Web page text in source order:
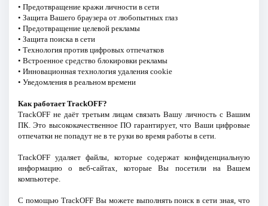
• Предотвращение кражи личности в сети
• Защита Вашего браузера от любопытных глаз
• Предотвращение целевой рекламы
• Защита поиска в сети
• Технология против цифровых отпечатков
• Встроенное средство блокировки рекламы
• Инновационная технология удаления cookie
• Уведомления в реальном времени
Как работает TrackOFF?
TrackOFF не даёт третьим лицам связать Вашу личность с Вашим
ПК. Это высококачественное ПО гарантирует, что Ваши цифровые
отпечатки не попадут не в те руки во время работы в сети.
TrackOFF удаляет файлы, которые содержат конфиденциальную
информацию о веб-сайтах, которые Вы посетили на Вашем
компьютере.
С помощью TrackOFF Вы можете выполнять поиск в сети зная, что